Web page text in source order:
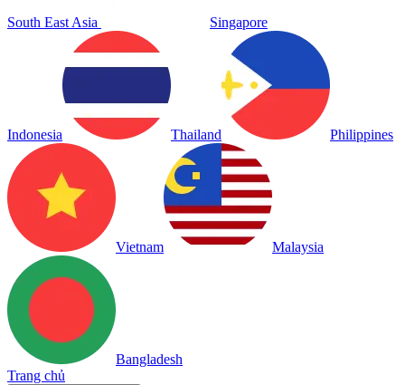
South East Asia Singapore
Indonesia Thailand Philippines
Vietnam Malaysia
Bangladesh
Trang chủ